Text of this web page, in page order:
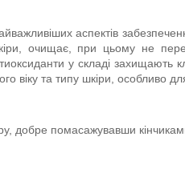
аспектів
очищає, при цьому не
у складі захищають
віку та типу шкіри, особливо
добре помасажувавши